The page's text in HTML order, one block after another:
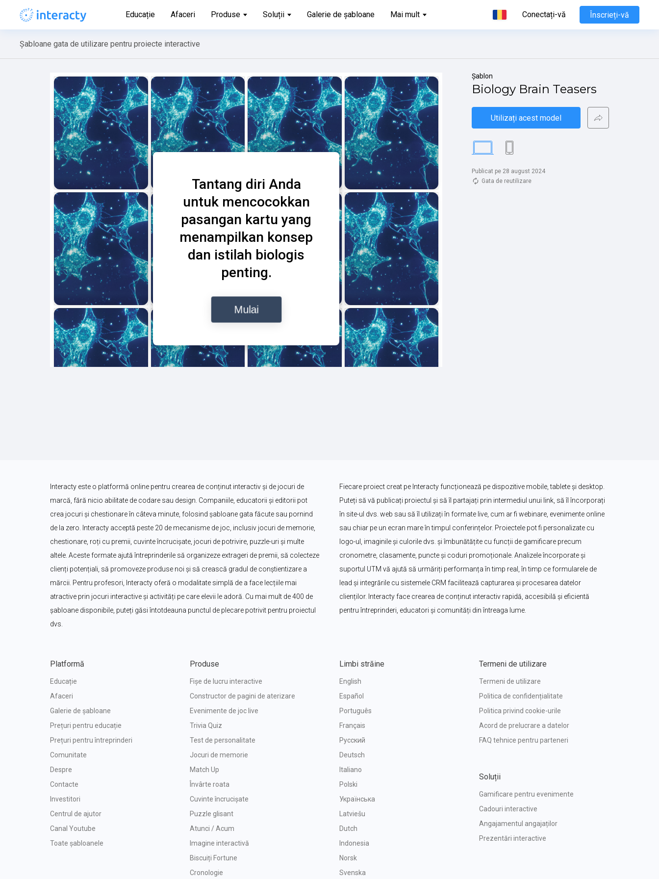
Educație Afaceri Produse Soluții Galerie de șabloane Mai mult Conectați-vă Înscrieți-vă
Șabloane gata de utilizare pentru proiecte interactive
Șablon
Biology Brain Teasers
Utilizați acest model
Publicat pe 28 august 2024
Gata de reutilizare
Interacty este o platformă online pentru crearea de conținut interactiv și de jocuri de
marcă, fără nicio abilitate de codare sau design. Companiile, educatorii și editorii pot
crea jocuri și chestionare în câteva minute, folosind șabloane gata făcute sau pornind
de la zero. Interacty acceptă peste 20 de mecanisme de joc, inclusiv jocuri de memorie,
chestionare, roți cu premii, cuvinte încrucișate, jocuri de potrivire, puzzle-uri și multe
altele. Aceste formate ajută întreprinderile să organizeze extrageri de premii, să colecteze
clienți potențiali, să promoveze produse noi și să crească gradul de conștientizare a
mărcii. Pentru profesori, Interacty oferă o modalitate simplă de a face lecțiile mai
atractive prin jocuri interactive și activități pe care elevii le adoră. Cu mai mult de 400 de
șabloane disponibile, puteți găsi întotdeauna punctul de plecare potrivit pentru proiectul
dvs.
Fiecare proiect creat pe Interacty funcționează pe dispozitive mobile, tablete și desktop.
Puteți să vă publicați proiectul și să îl partajați prin intermediul unui link, să îl încorporați
în site-ul dvs. web sau să îl utilizați în formate live, cum ar fi webinare, evenimente online
sau chiar pe un ecran mare în timpul conferințelor. Proiectele pot fi personalizate cu
logo-ul, imaginile și culorile dvs. și îmbunătățite cu funcții de gamificare precum
cronometre, clasamente, puncte și coduri promoționale. Analizele încorporate și
suportul UTM vă ajută să urmăriți performanța în timp real, în timp ce formularele de
lead și integrările cu sistemele CRM facilitează capturarea și procesarea datelor
clienților. Interacty face crearea de conținut interactiv rapidă, accesibilă și eficientă
pentru întreprinderi, educatori și comunități din întreaga lume.
Platformă
Educație
Afaceri
Galerie de șabloane
Prețuri pentru educație
Prețuri pentru întreprinderi
Comunitate
Despre
Contacte
Investitori
Centrul de ajutor
Canal Youtube
Toate șabloanele
Produse
Fișe de lucru interactive
Constructor de pagini de aterizare
Evenimente de joc live
Trivia Quiz
Test de personalitate
Jocuri de memorie
Match Up
Învârte roata
Cuvinte încrucișate
Puzzle glisant
Atunci / Acum
Imagine interactivă
Biscuiți Fortune
Cronologie
Limbi străine
English
Español
Português
Français
Русский
Deutsch
Italiano
Polski
Українська
Latviešu
Dutch
Indonesia
Norsk
Svenska
Termeni de utilizare
Termeni de utilizare
Politica de confidențialitate
Politica privind cookie-urile
Acord de prelucrare a datelor
FAQ tehnice pentru parteneri
Soluții
Gamificare pentru evenimente
Cadouri interactive
Angajamentul angajaților
Prezentări interactive